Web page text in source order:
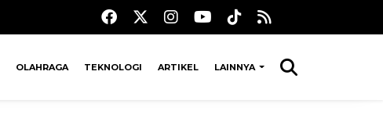
OLAHRAGA TEKNOLOGI ARTIKEL LAINNYA